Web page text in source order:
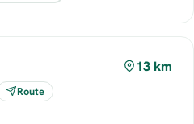
13 km
Route